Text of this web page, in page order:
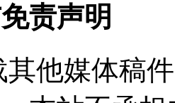
责声明
他媒体稿